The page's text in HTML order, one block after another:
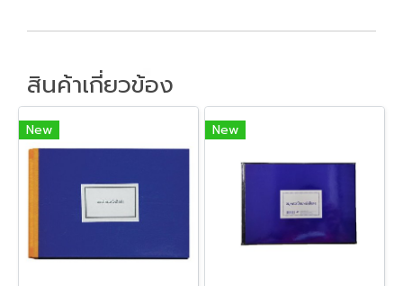
สินค้าเกี่ยวข้อง
New New